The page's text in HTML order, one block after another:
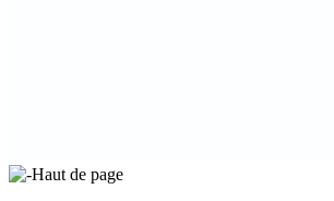
Haut de page